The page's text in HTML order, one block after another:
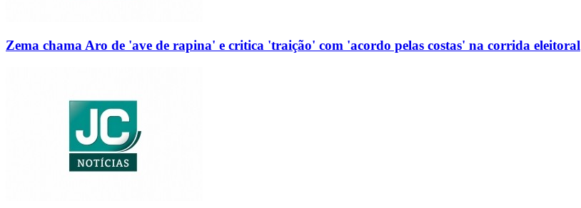
Zema chama Aro de 'ave de rapina' e critica 'traição' com 'acordo pelas costas' na corrida eleitoral